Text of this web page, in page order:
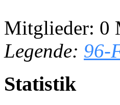
Mitglieder: 0
Legende: 96-
Statistik